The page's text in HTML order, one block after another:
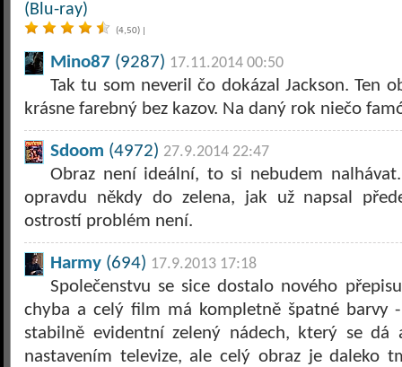
(Blu-ray)
(4,50)
Mino87 (9287) 17.11.2014 00:50
Tak tu som neveril čo dokázal Jackson. Ten
krásne farebný bez kazov. Na daný rok niečo
Sdoom (4972) 27.9.2014 22:47
Obraz není ideální, to si nebudem
opravdu někdy do zelena, jak už napsal
ostrostí problém není.
Harmy (694) 17.9.2013 17:18
Společenstvu se sice dostalo nového
chyba a celý film má kompletně špatné barvy
stabilně evidentní zelený nádech, který se dá
nastavením televize, ale celý obraz je daleko